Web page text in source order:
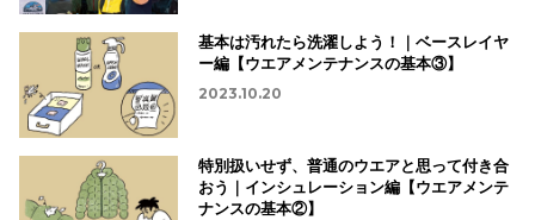
基本は汚れたら洗濯しよう！｜ベースレイヤ
ー編【ウエアメンテナンスの基本③】
2023.10.20
特別扱いせず、普通のウエアと思って付き合
おう｜インシュレーション編【ウエアメンテ
ナンスの基本②】